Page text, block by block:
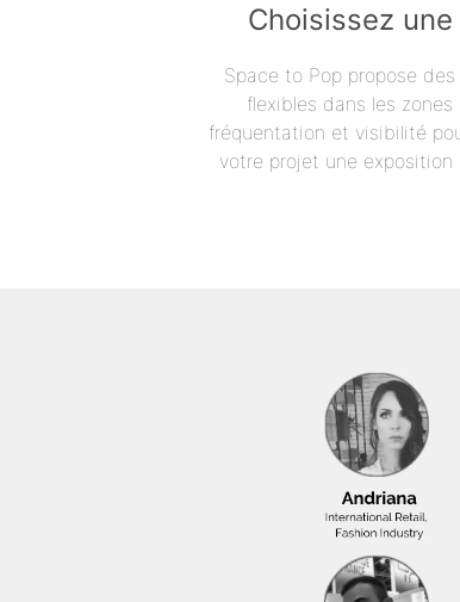
Choisissez
Space to Pop propose
flexibles dans les
fréquentation et visibilité
votre projet une exposition